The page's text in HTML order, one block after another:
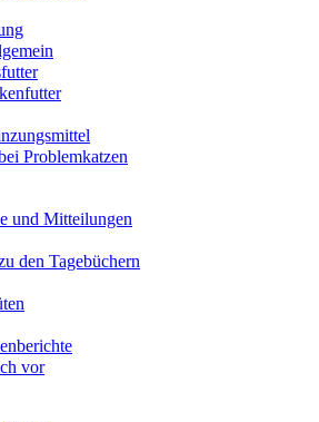
Problemkatzen
und Mitteilungen
den Tagebüchern
vor